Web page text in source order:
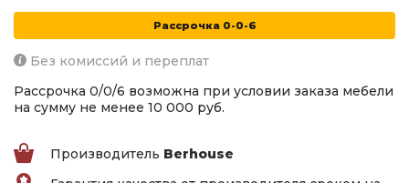
Рассрочка 0-0-6
Без комиссий и переплат
Рассрочка 0/0/6 возможна при условии заказа мебели
на сумму не менее 10 000 руб.
Производитель Berhouse